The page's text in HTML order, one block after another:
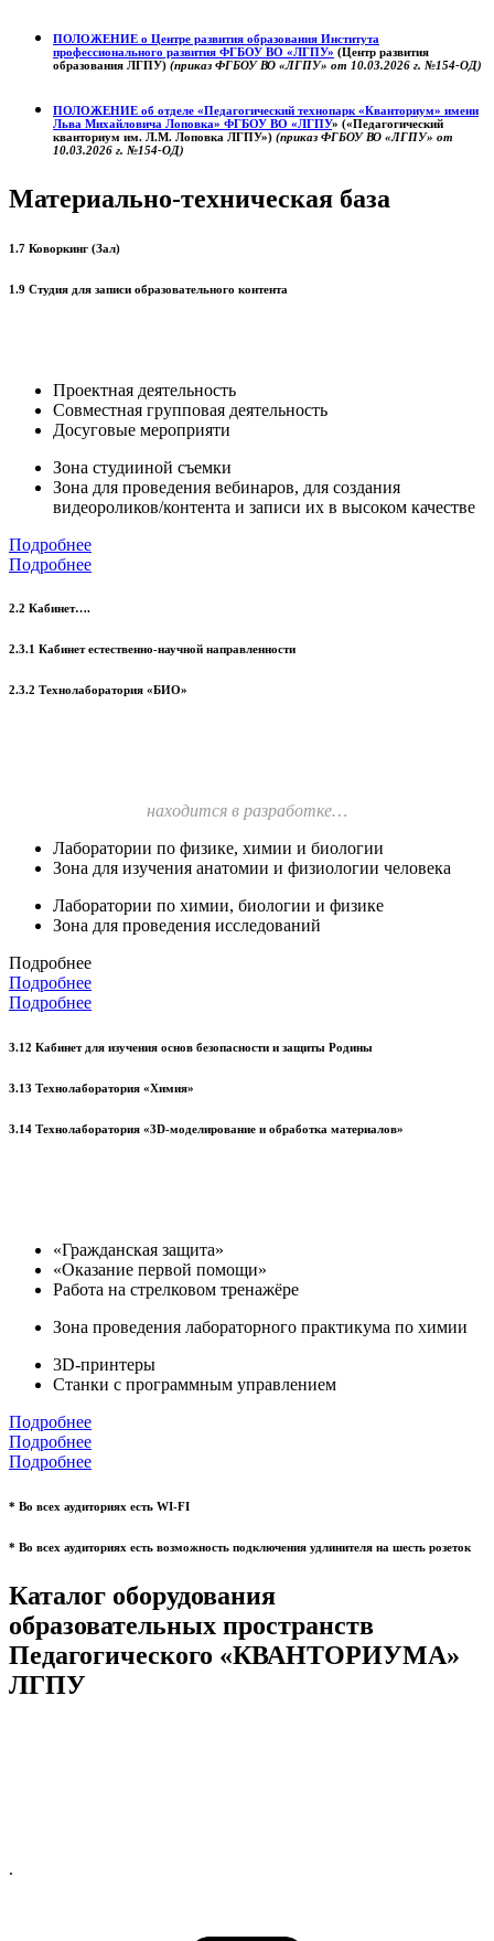
ПОЛОЖЕНИЕ о Центре развития образования Института
профессионального развития ФГБОУ ВО «ЛГПУ» (Центр развития
образования ЛГПУ) (приказ ФГБОУ ВО «ЛГПУ» от 10.03.2026 г. №154-ОД)
ПОЛОЖЕНИЕ об отделе «Педагогический технопарк «Кванториум» имени
Льва Михайловича Лоповка» ФГБОУ ВО «ЛГПУ» («Педагогический
кванториум им. Л.М. Лоповка ЛГПУ») (приказ ФГБОУ ВО «ЛГПУ» от
10.03.2026 г. №154-ОД)
Материально-техническая база
1.7 Коворкинг (Зал)
1.9 Студия для записи образовательного контента
Проектная деятельность
Совместная групповая деятельность
Досуговые мероприяти
Зона студииной съемки
Зона для проведения вебинаров, для создания
видеороликов/контента и записи их в высоком качестве
Подробнее
Подробнее
2.2 Кабинет….
2.3.1 Кабинет естественно-научной направленности
2.3.2 Технолаборатория «БИО»
находится в разработке…
Лаборатории по физике, химии и биологии
Зона для изучения анатомии и физиологии человека
Лаборатории по химии, биологии и физике
Зона для проведения исследований
Подробнее
Подробнее
Подробнее
3.12 Кабинет для изучения основ безопасности и защиты Родины
3.13 Технолаборатория «Химия»
3.14 Технолаборатория «3D-моделирование и обработка материалов»
«Гражданская защита»
«Оказание первой помощи»
Работа на стрелковом тренажёре
Зона проведения лабораторного практикума по химии
3D-принтеры
Станки с программным управлением
Подробнее
Подробнее
Подробнее
* Во всех аудиториях есть WI-FI
* Во всех аудиториях есть возможность подключения удлинителя на шесть розеток
Каталог оборудования
образовательных пространств
Педагогического «КВАНТОРИУМА»
ЛГПУ
.